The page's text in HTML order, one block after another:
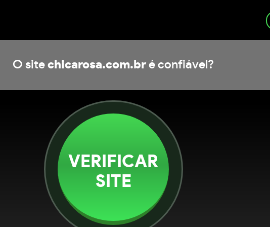
O site chicarosa.com.br é confiável?
VERIFICAR
SITE